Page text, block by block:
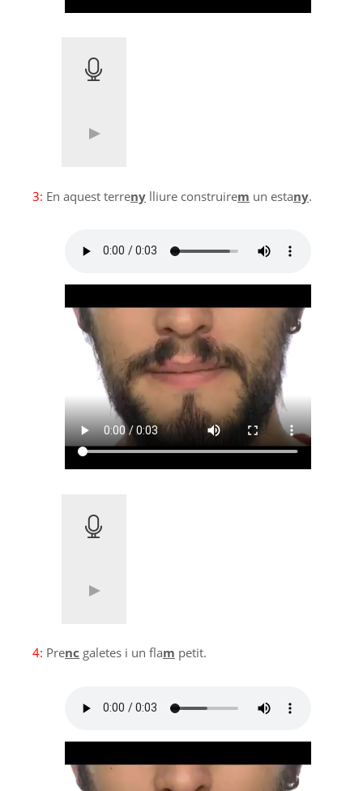
3: En aquest terreny lliure construirem un estany.
4: Prenc galetes i un flam petit.